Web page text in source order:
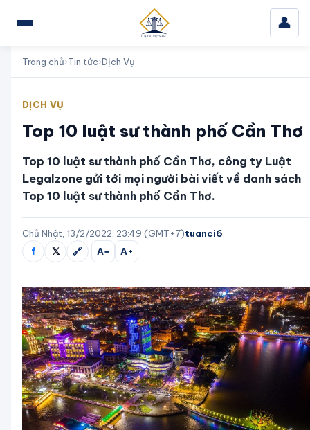
👤
Trang chủ›Tin tức›Dịch Vụ
DỊCH VỤ
Top 10 luật sư thành phố Cần Thơ
Top 10 luật sư thành phố Cần Thơ, công ty Luật
Legalzone gửi tới mọi người bài viết về danh sách
Top 10 luật sư thành phố Cần Thơ.
Chủ Nhật, 13/2/2022, 23:49 (GMT+7)tuanci6
f 𝕏 🔗 A− A+